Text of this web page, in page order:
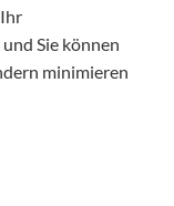
Sie können
minimieren